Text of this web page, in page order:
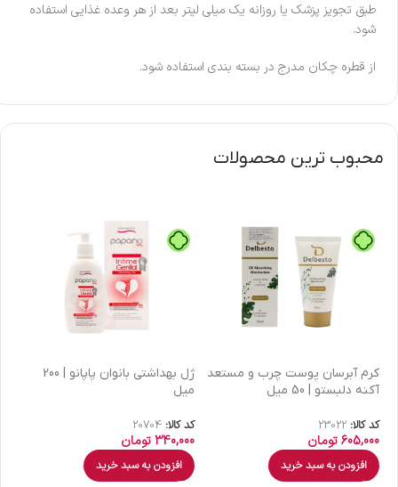
طبق تجویز پزشک یا روزانه یک میلی لیتر بعد از هر وعده غذایی استفاده
شود.
از قطره چکان مدرج در بسته بندی استفاده شود.
محبوب ترین محصولات
كرم آبرسان پوست چرب و مستعد
آکنه دلبستو | 50 میل
کد کالا: 23022
605,000تومان
افزودن به سبد خرید
ژل بهداشتی بانوان پاپانو | 200
میل
کد کالا: 20704
340,000تومان
افزودن به سبد خرید